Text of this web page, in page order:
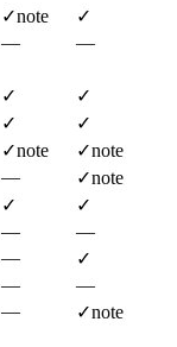
✓note
✓
—
—
✓
✓
✓
✓
✓note ✓note
— ✓note
✓
✓
—
—
—
✓
—
—
— ✓note